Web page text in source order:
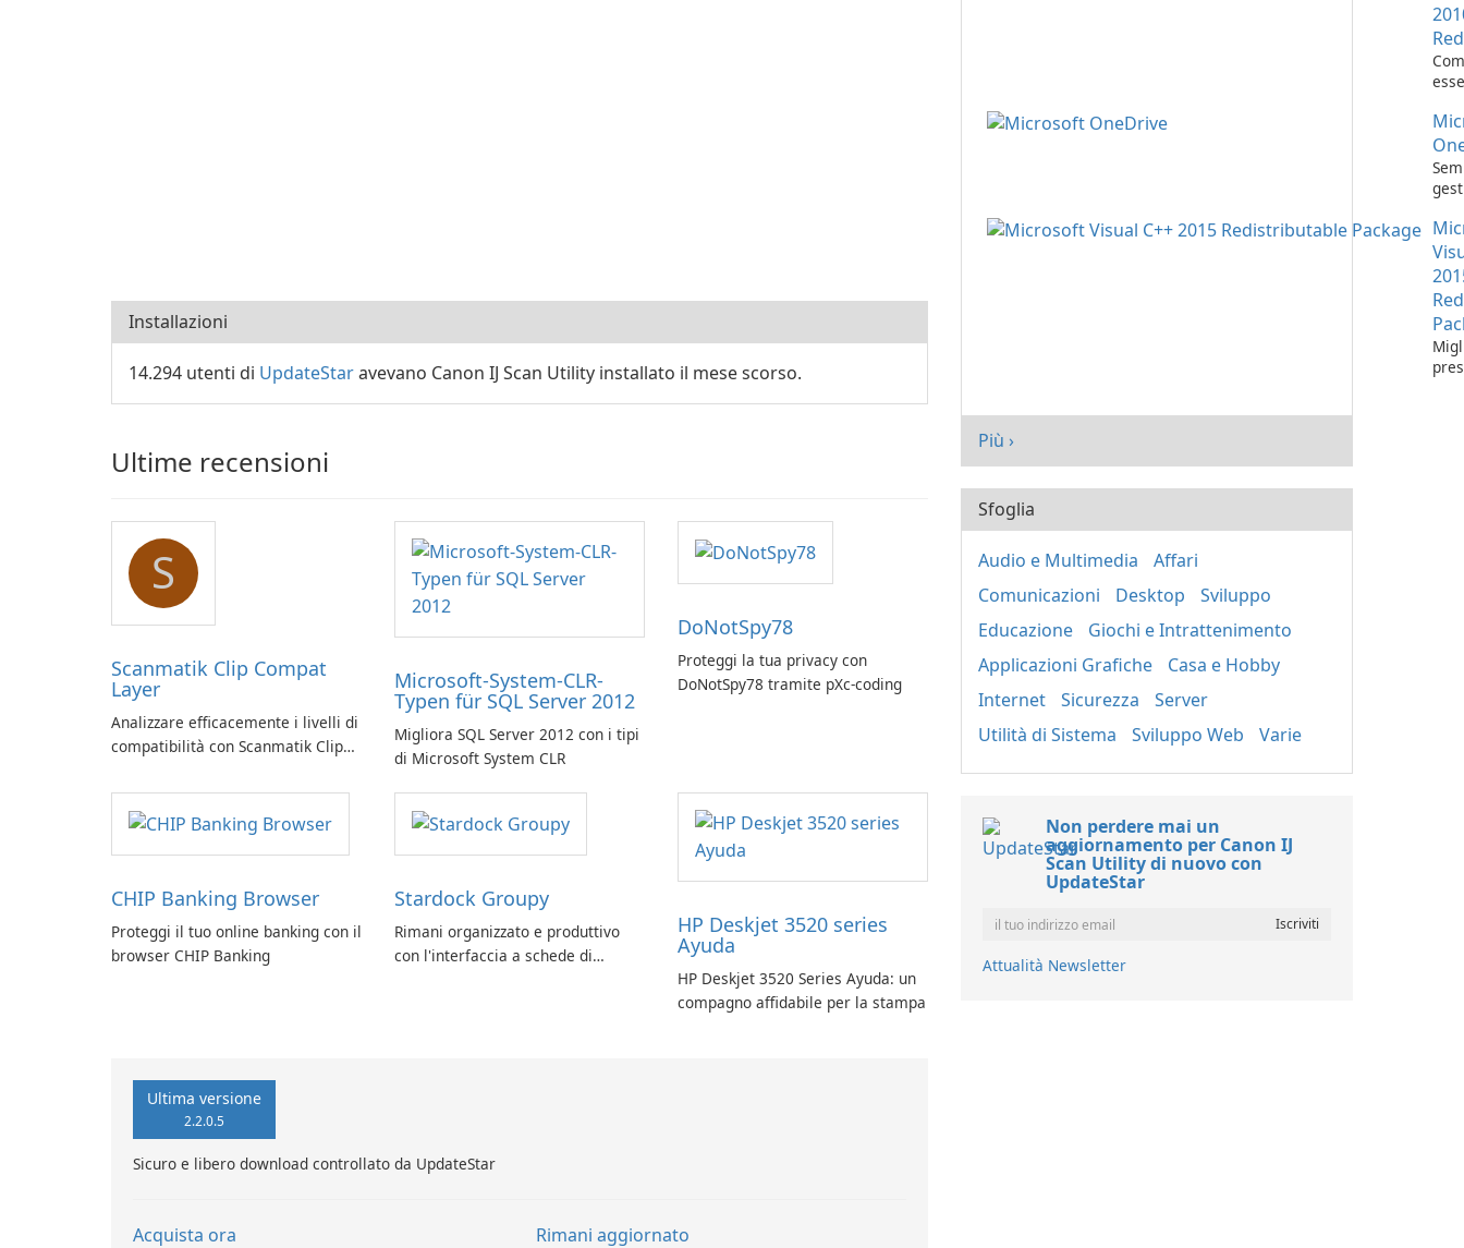
Installazioni
14.294 utenti di UpdateStaravevano Canon IJ Scan Utility installato il mese scorso.
Ultime recensioni
S
Scanmatik Clip Compat
Layer
Analizzare efficacemente i livelli di
compatibilità con Scanmatik Clip
Microsoft-System-CLR-
Typen für SQL Server 2012
Migliora SQL Server 2012 con i tipi
di Microsoft System CLR
DoNotSpy78
Proteggi la tua privacy con
DoNotSpy78 tramite pXc-coding
CHIP Banking Browser
Proteggi il tuo online banking con il
browser CHIP Banking
Stardock Groupy
Rimani organizzato e produttivo
con l'interfaccia a schede di
HP Deskjet 3520 series
Ayuda
HP Deskjet 3520 Series Ayuda: un
compagno affidabile per la stampa
Ultima versione
2.2.0.5
Sicuro e libero download controllato da UpdateStar
Acquista ora Rimani aggiornato
Più ›
Sfoglia
Audio e Multimedia
Affari
Comunicazioni
Desktop
Sviluppo
Educazione
Giochi e Intrattenimento
Applicazioni Grafiche
Casa e Hobby
Internet
Sicurezza
Server
Utilità di Sistema
Sviluppo Web Varie
Non perdere mai un
aggiornamento per Canon IJ
Scan Utility di nuovo con
UpdateStar
Attualità Newsletter